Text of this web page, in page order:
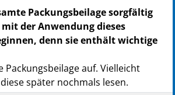
Packungsbeilage sorgfältig
der Anwendung dieses
denn sie enthält wichtige
Packungsbeilage auf. Vielleicht
später nochmals lesen.